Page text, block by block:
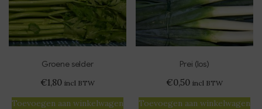
Groene selder
€1,80 incl BTW
Toevoegen aan winkelwagen
Prei (los)
€0,50 incl BTW
Toevoegen aan winkelwagen